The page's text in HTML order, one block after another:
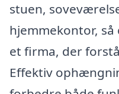
stuen,
hjemmekontor,
et firma, der
Effektiv